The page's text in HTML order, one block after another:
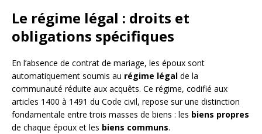
Le régime légal : droits et
obligations spécifiques
En l’absence de contrat de mariage, les époux sont
automatiquement soumis au régime légal de la
communauté réduite aux acquêts. Ce régime, codifié aux
articles 1400 à 1491 du Code civil, repose sur une distinction
fondamentale entre trois masses de biens : les biens propres
de chaque époux et les biens communs.